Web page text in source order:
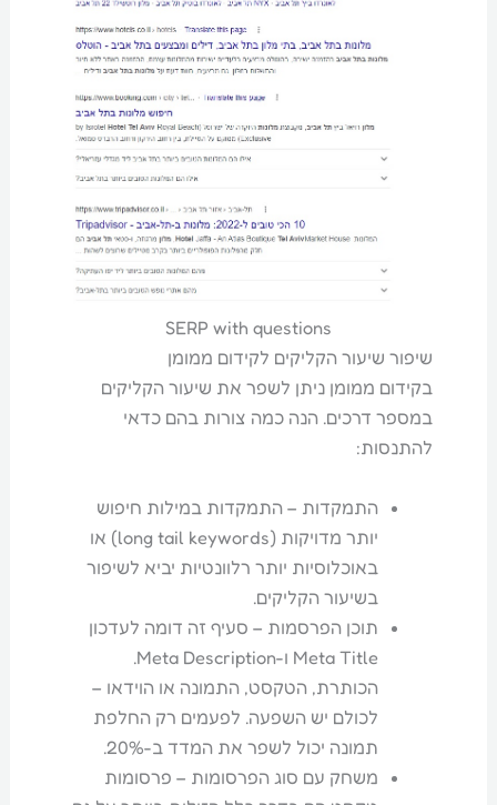
SERP with questions
שיפור שיעור הקליקים לקידום ממומן
בקידום ממומן ניתן לשפר את שיעור הקליקים
במספר דרכים. הנה כמה צורות בהם כדאי
להתנסות:
התמקדות – התמקדות במילות חיפוש
יותר מדויקות (long tail keywords) או
באוכלוסיות יותר רלוונטיות יביא לשיפור
בשיעור הקליקים.
תוכן הפרסמות – סעיף זה דומה לעדכון
Meta Title ו-Meta Description.
הכותרת, הטקסט, התמונה או הוידאו –
לכולם יש השפעה. לפעמים רק החלפת
תמונה יכול לשפר את המדד ב-20%.
משחק עם סוג הפרסומות – פרסומות